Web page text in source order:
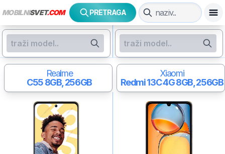
MOBILNISVET.COM PRETRAGA
Realme
C558GB, 256GB
Xiaomi
Redmi 13C 4G8GB, 256GB